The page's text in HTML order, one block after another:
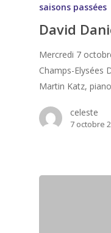
saisons passées
David
Mercredi 7
Champs-Elysées
Martin Katz,
celeste
7 octobre